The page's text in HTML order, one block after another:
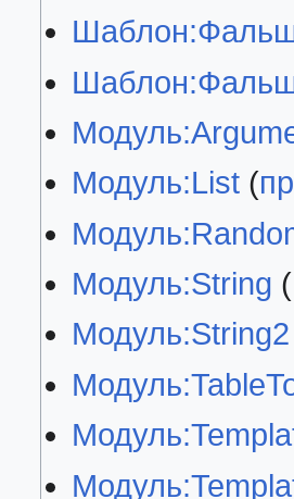
Модуль:List(
Модуль:String (
Модуль:String2